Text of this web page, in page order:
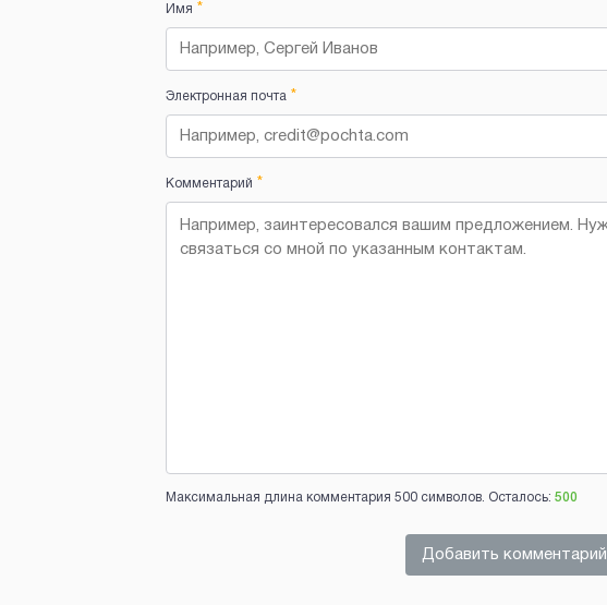
Имя *
Электронная почта*
Комментарий *
Максимальная длина комментария 500 символов. Осталось: 500
Добавить комментарий